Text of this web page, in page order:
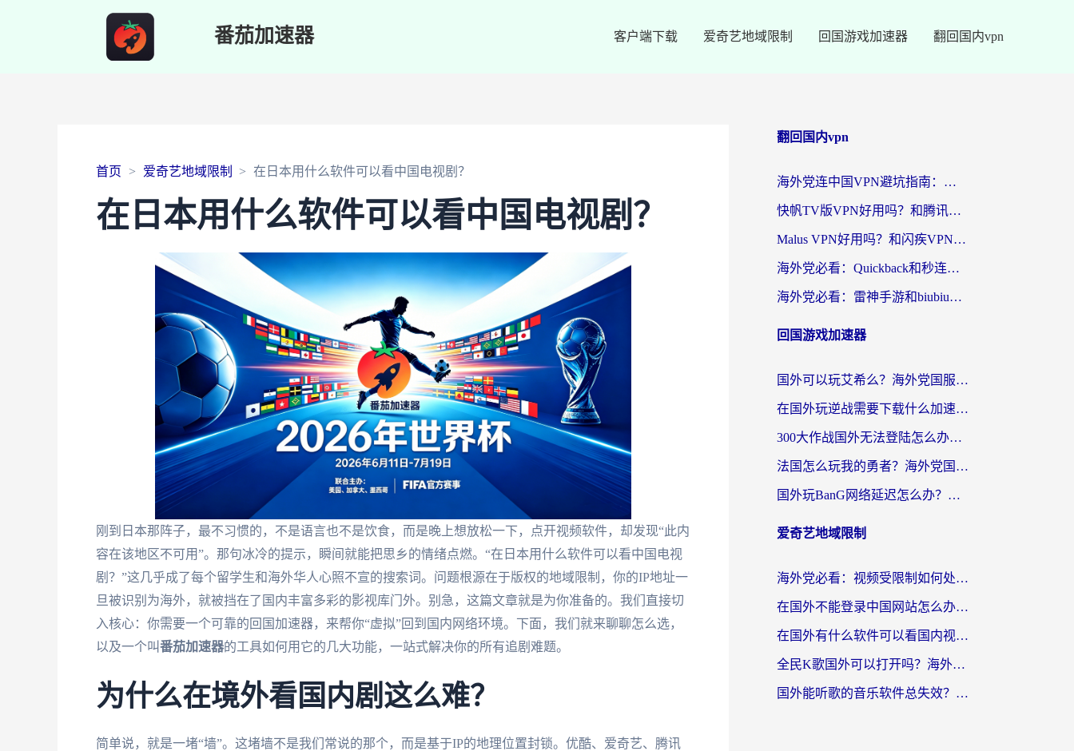
番茄加速器 客户端下载 爱奇艺地域限制 回国游戏加速器 翻回国内vpn
首页 爱奇艺地域限制 在日本用什么软件可以看中国电视剧？
在日本用什么软件可以看中国电视剧？
刚到日本那阵子，最不习惯的，不是语言也不是饮食，而是晚上想放松一下，点开视频软件，却发现“此内
容在该地区不可用”。那句冰冷的提示，瞬间就能把思乡的情绪点燃。“在日本用什么软件可以看中国电视
剧？”这几乎成了每个留学生和海外华人心照不宣的搜索词。问题根源在于版权的地域限制，你的IP地址一
旦被识别为海外，就被挡在了国内丰富多彩的影视库门外。别急，这篇文章就是为你准备的。我们直接切
入核心：你需要一个可靠的回国加速器，来帮你“虚拟”回到国内网络环境。下面，我们就来聊聊怎么选，
以及一个叫番茄加速器的工具如何用它的几大功能，一站式解决你的所有追剧难题。
为什么在境外看国内剧这么难？
简单说，就是一堵“墙”。这堵墙不是我们常说的那个，而是基于IP的地理位置封锁。优酷、爱奇艺、腾讯
翻回国内vpn
海外党连中国VPN避坑指南：如何选到真正能无缝刷国内资源的加速器？
快帆TV版VPN好用吗？和腾讯VPN对比哪个回国效果更好？海外党必看的真实体验指南
Malus VPN好用吗？和闪疾VPN对比哪个回国效果更好？海外华人的实用避坑指南
海外党必看：Quickback和秒连好用吗？3步选对回国加速器，无缝刷国内资源
海外党必看：雷神手游和biubiu好用吗？3招选对回国加速器无缝刷国内资源
回国游戏加速器
国外可以玩艾希么？海外党国服游戏畅玩终极指南（附加速器选择秘籍）
在国外玩逆战需要下载什么加速器呢？海外党亲测有效的国服游戏加速指南
300大作战国外无法登陆怎么办？海外玩家亲测有效的解决指南
法国怎么玩我的勇者？海外党国服游戏不卡攻略，附3款热门游戏加速实测
国外玩BanG网络延迟怎么办？海外玩家亲测有效的国服游戏加速指南
爱奇艺地域限制
海外党必看：视频受限制如何处理？3步解决国内剧番“看不了”难题
在国外不能登录中国网站怎么办？3步选对回国加速器，无缝刷剧、办业务
在国外有什么软件可以看国内视频？留学生亲测的追剧救星来了
全民K歌国外可以打开吗？海外党听歌听书无限制的实用指南
国外能听歌的音乐软件总失效？这篇教你怎么在海外流畅听网易云